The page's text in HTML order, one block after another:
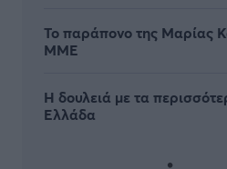
Το παράπονο της Μαρίας
ΜΜΕ
Η δουλειά με τα
Ελλάδα